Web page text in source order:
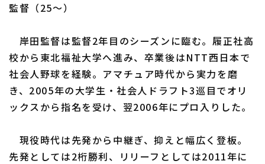
監督（25～）
岸田監督は監督2年目のシーズンに臨む。履正社高
校から東北福祉大学へ進み、卒業後はNTT西日本で
社会人野球を経験。アマチュア時代から実力を磨
き、2005年の大学生・社会人ドラフト3巡目でオリ
ックスから指名を受け、翌2006年にプロ入りした。
現役時代は先発から中継ぎ、抑えと幅広く登板。
先発としては2桁勝利、リリーフとしては2011年に